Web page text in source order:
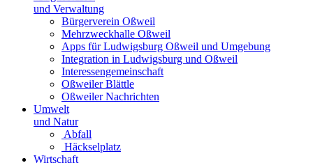
und Verwaltung
Bürgerverein Oßweil
Mehrzweckhalle Oßweil
Apps für Ludwigsburg Oßweil und Umgebung
Integration in Ludwigsburg und Oßweil
Interessengemeinschaft
Oßweiler Blättle
Oßweiler Nachrichten
Umwelt
und Natur
Abfall
Häckselplatz
Wirtschaft